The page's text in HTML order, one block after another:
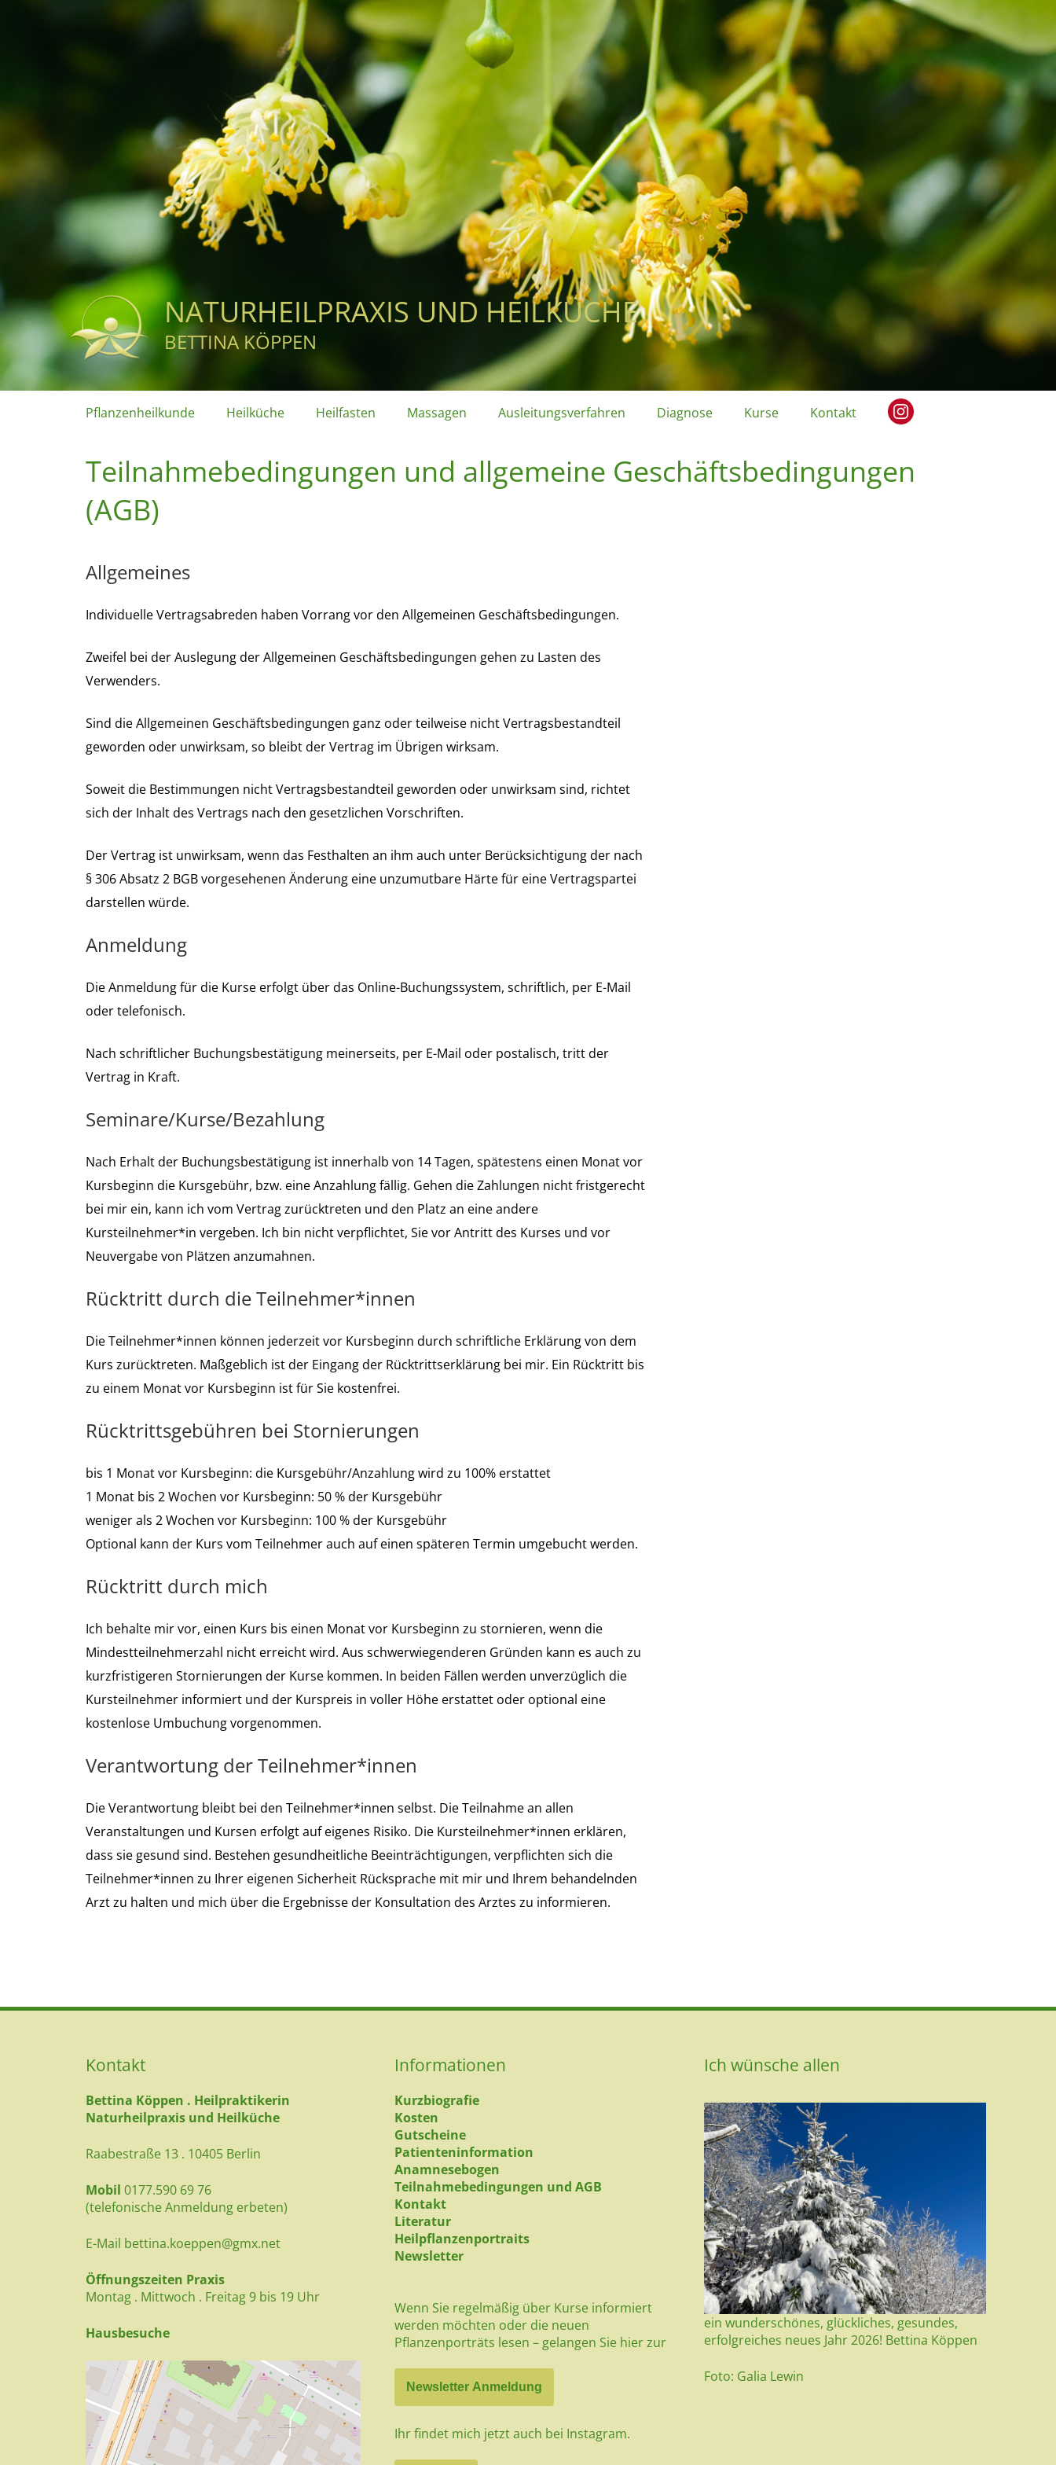
NATURHEILPRAXIS UND HEILKÜCHE
BETTINA KÖPPEN
Pflanzenheilkunde Heilküche Heilfasten Massagen Ausleitungsverfahren Diagnose Kurse Kontakt
Teilnahmebedingungen und allgemeine Geschäftsbedingungen
(AGB)
Allgemeines
Individuelle Vertragsabreden haben Vorrang vor den Allgemeinen Geschäftsbedingungen.
Zweifel bei der Auslegung der Allgemeinen Geschäftsbedingungen gehen zu Lasten des
Verwenders.
Sind die Allgemeinen Geschäftsbedingungen ganz oder teilweise nicht Vertragsbestandteil
geworden oder unwirksam, so bleibt der Vertrag im Übrigen wirksam.
Soweit die Bestimmungen nicht Vertragsbestandteil geworden oder unwirksam sind, richtet
sich der Inhalt des Vertrags nach den gesetzlichen Vorschriften.
Der Vertrag ist unwirksam, wenn das Festhalten an ihm auch unter Berücksichtigung der nach
§ 306 Absatz 2 BGBvorgesehenen Änderung eine unzumutbare Härte für eine Vertragspartei
darstellen würde.
Anmeldung
Die Anmeldung für die Kurse erfolgt über das Online-Buchungssystem, schriftlich, per E-Mail
oder telefonisch.
Nach schriftlicher Buchungsbestätigung meinerseits, per E-Mail oder postalisch, tritt der
Vertrag in Kraft.
Seminare/Kurse/Bezahlung
Nach Erhalt der Buchungsbestätigung ist innerhalb von 14 Tagen, spätestens einen Monat vor
Kursbeginn die Kursgebühr, bzw. eine Anzahlung fällig. Gehen die Zahlungen nicht fristgerecht
bei mir ein, kann ich vom Vertrag zurücktreten und den Platz an eine andere
Kursteilnehmer*in vergeben. Ich bin nicht verpflichtet, Sie vor Antritt des Kurses und vor
Neuvergabe von Plätzen anzumahnen.
Rücktritt durch die Teilnehmer*innen
Die Teilnehmer*innen können jederzeit vor Kursbeginn durch schriftliche Erklärung von dem
Kurs zurücktreten. Maßgeblich ist der Eingang der Rücktrittserklärung bei mir. Ein Rücktritt bis
zu einem Monat vor Kursbeginn ist für Sie kostenfrei.
Rücktrittsgebühren bei Stornierungen
bis 1 Monat vor Kursbeginn: die Kursgebühr/Anzahlung wird zu 100% erstattet
1 Monat bis 2 Wochen vor Kursbeginn: 50 % der Kursgebühr
weniger als 2 Wochen vor Kursbeginn: 100 % der Kursgebühr
Optional kann der Kurs vom Teilnehmer auch auf einen späteren Termin umgebucht werden.
Rücktritt durch mich
Ich behalte mir vor, einen Kurs bis einen Monat vor Kursbeginn zu stornieren, wenn die
Mindestteilnehmerzahl nicht erreicht wird. Aus schwerwiegenderen Gründen kann es auch zu
kurzfristigeren Stornierungen der Kurse kommen. In beiden Fällen werden unverzüglich die
Kursteilnehmer informiert und der Kurspreis in voller Höhe erstattet oder optional eine
kostenlose Umbuchung vorgenommen.
Verantwortung der Teilnehmer*innen
Die Verantwortung bleibt bei den Teilnehmer*innen selbst. Die Teilnahme an allen
Veranstaltungen und Kursen erfolgt auf eigenes Risiko. Die Kursteilnehmer*innen erklären,
dass sie gesund sind. Bestehen gesundheitliche Beeinträchtigungen, verpflichten sich die
Teilnehmer*innen zu Ihrer eigenen Sicherheit Rücksprache mit mir und Ihrem behandelnden
Arzt zu halten und mich über die Ergebnisse der Konsultation des Arztes zu informieren.
Kontakt
Bettina Köppen . Heilpraktikerin
Naturheilpraxis und Heilküche
Raabestraße 13 . 10405 Berlin
Mobil 0177.590 69 76
(telefonische Anmeldung erbeten)
E-Mail bettina.koeppen@gmx.net
Öffnungszeiten Praxis
Montag . Mittwoch . Freitag 9 bis 19 Uhr
Hausbesuche
Informationen
Kurzbiografie
Kosten
Gutscheine
Patienteninformation
Anamnesebogen
Teilnahmebedingungen und AGB
Kontakt
Literatur
Heilpflanzenportraits
Newsletter
Wenn Sie regelmäßig über Kurse informiert
werden möchten oder die neuen
Pflanzenporträts lesen – gelangen Sie hier zur
Newsletter Anmeldung
Ihr findet mich jetzt auch bei Instagram.
Ich wünsche allen
ein wunderschönes, glückliches, gesundes,
erfolgreiches neues Jahr 2026! Bettina Köppen
Foto: Galia Lewin